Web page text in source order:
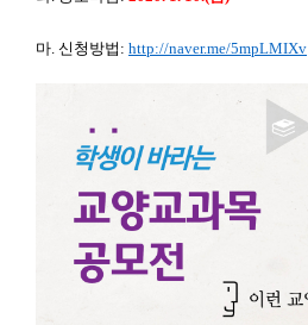
마. 신청방법 : http://naver.me/5mpLMIXv